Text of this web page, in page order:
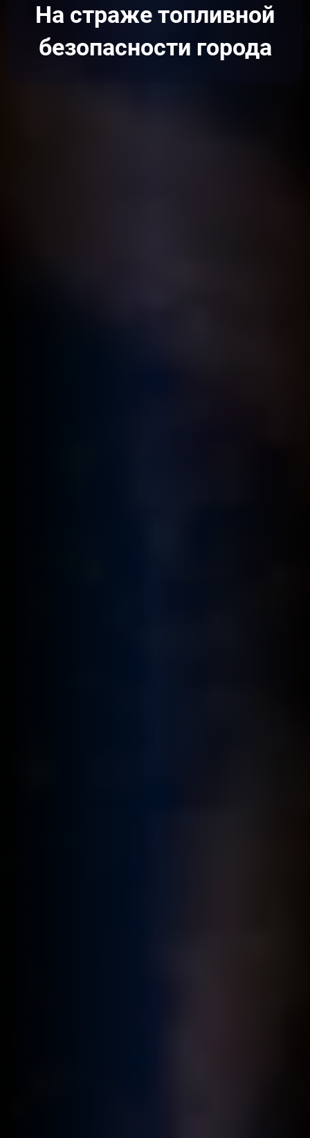
На страже топливной
безопасности города